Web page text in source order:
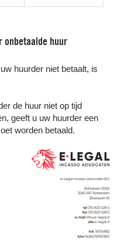
onbetaalde huur
huurder niet betaalt, is
de huur niet op tijd
geeft u uw huurder een
worden betaald.